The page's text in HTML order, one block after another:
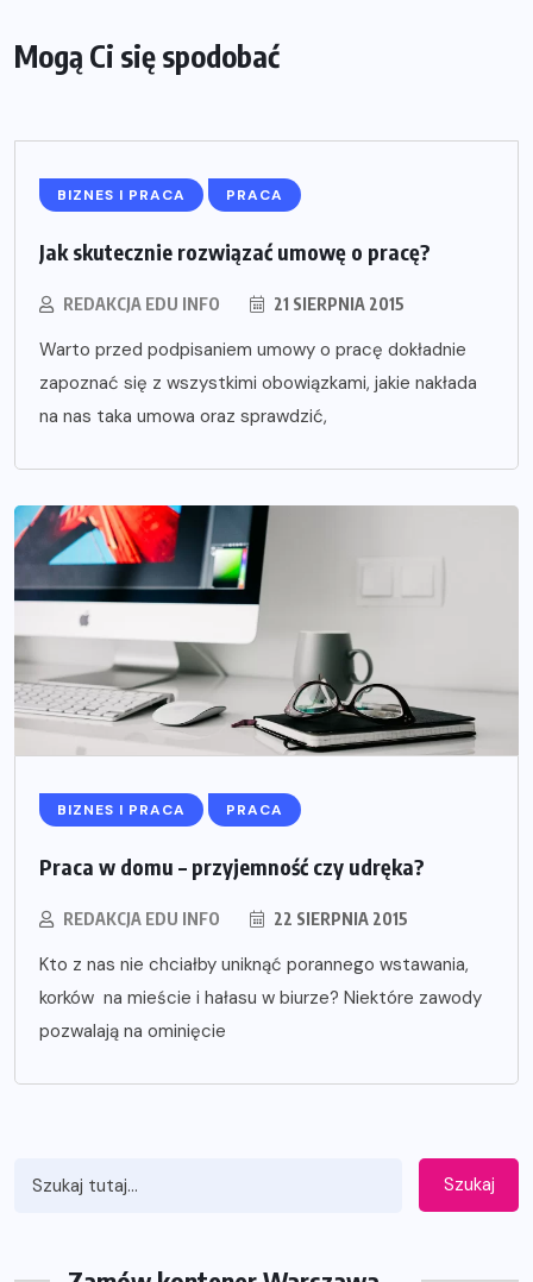
Mogą Ci się spodobać
BIZNES I PRACA PRACA
Jak skutecznie rozwiązać umowę o pracę?
REDAKCJA EDU INFO 21 SIERPNIA 2015
Warto przed podpisaniem umowy o pracę dokładnie
zapoznać się z wszystkimi obowiązkami, jakie nakłada
na nas taka umowa oraz sprawdzić,
BIZNES I PRACA PRACA
Praca w domu – przyjemność czy udręka?
REDAKCJA EDU INFO 22 SIERPNIA 2015
Kto z nas nie chciałby uniknąć porannego wstawania,
korków na mieście i hałasu w biurze? Niektóre zawody
pozwalają na ominięcie
Szukaj